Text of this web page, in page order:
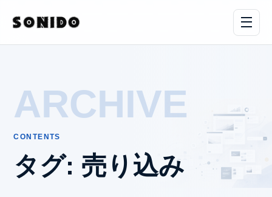
ARCHIVE
CONTENTS
タグ: 売り込み